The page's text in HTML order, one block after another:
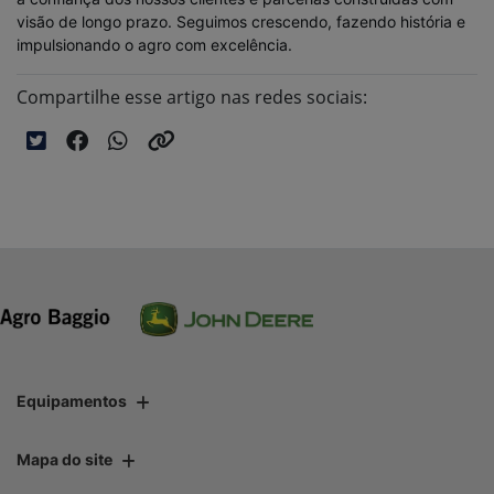
visão de longo prazo. Seguimos crescendo, fazendo história e
impulsionando o agro com excelência.
Compartilhe esse artigo nas redes sociais:
Equipamentos
Mapa do site